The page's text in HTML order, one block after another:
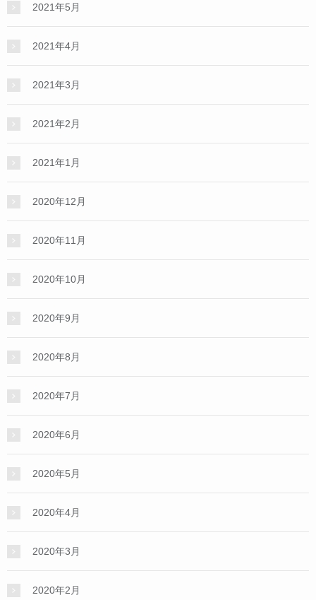
2021年5月
2021年4月
2021年3月
2021年2月
2021年1月
2020年12月
2020年11月
2020年10月
2020年9月
2020年8月
2020年7月
2020年6月
2020年5月
2020年4月
2020年3月
2020年2月